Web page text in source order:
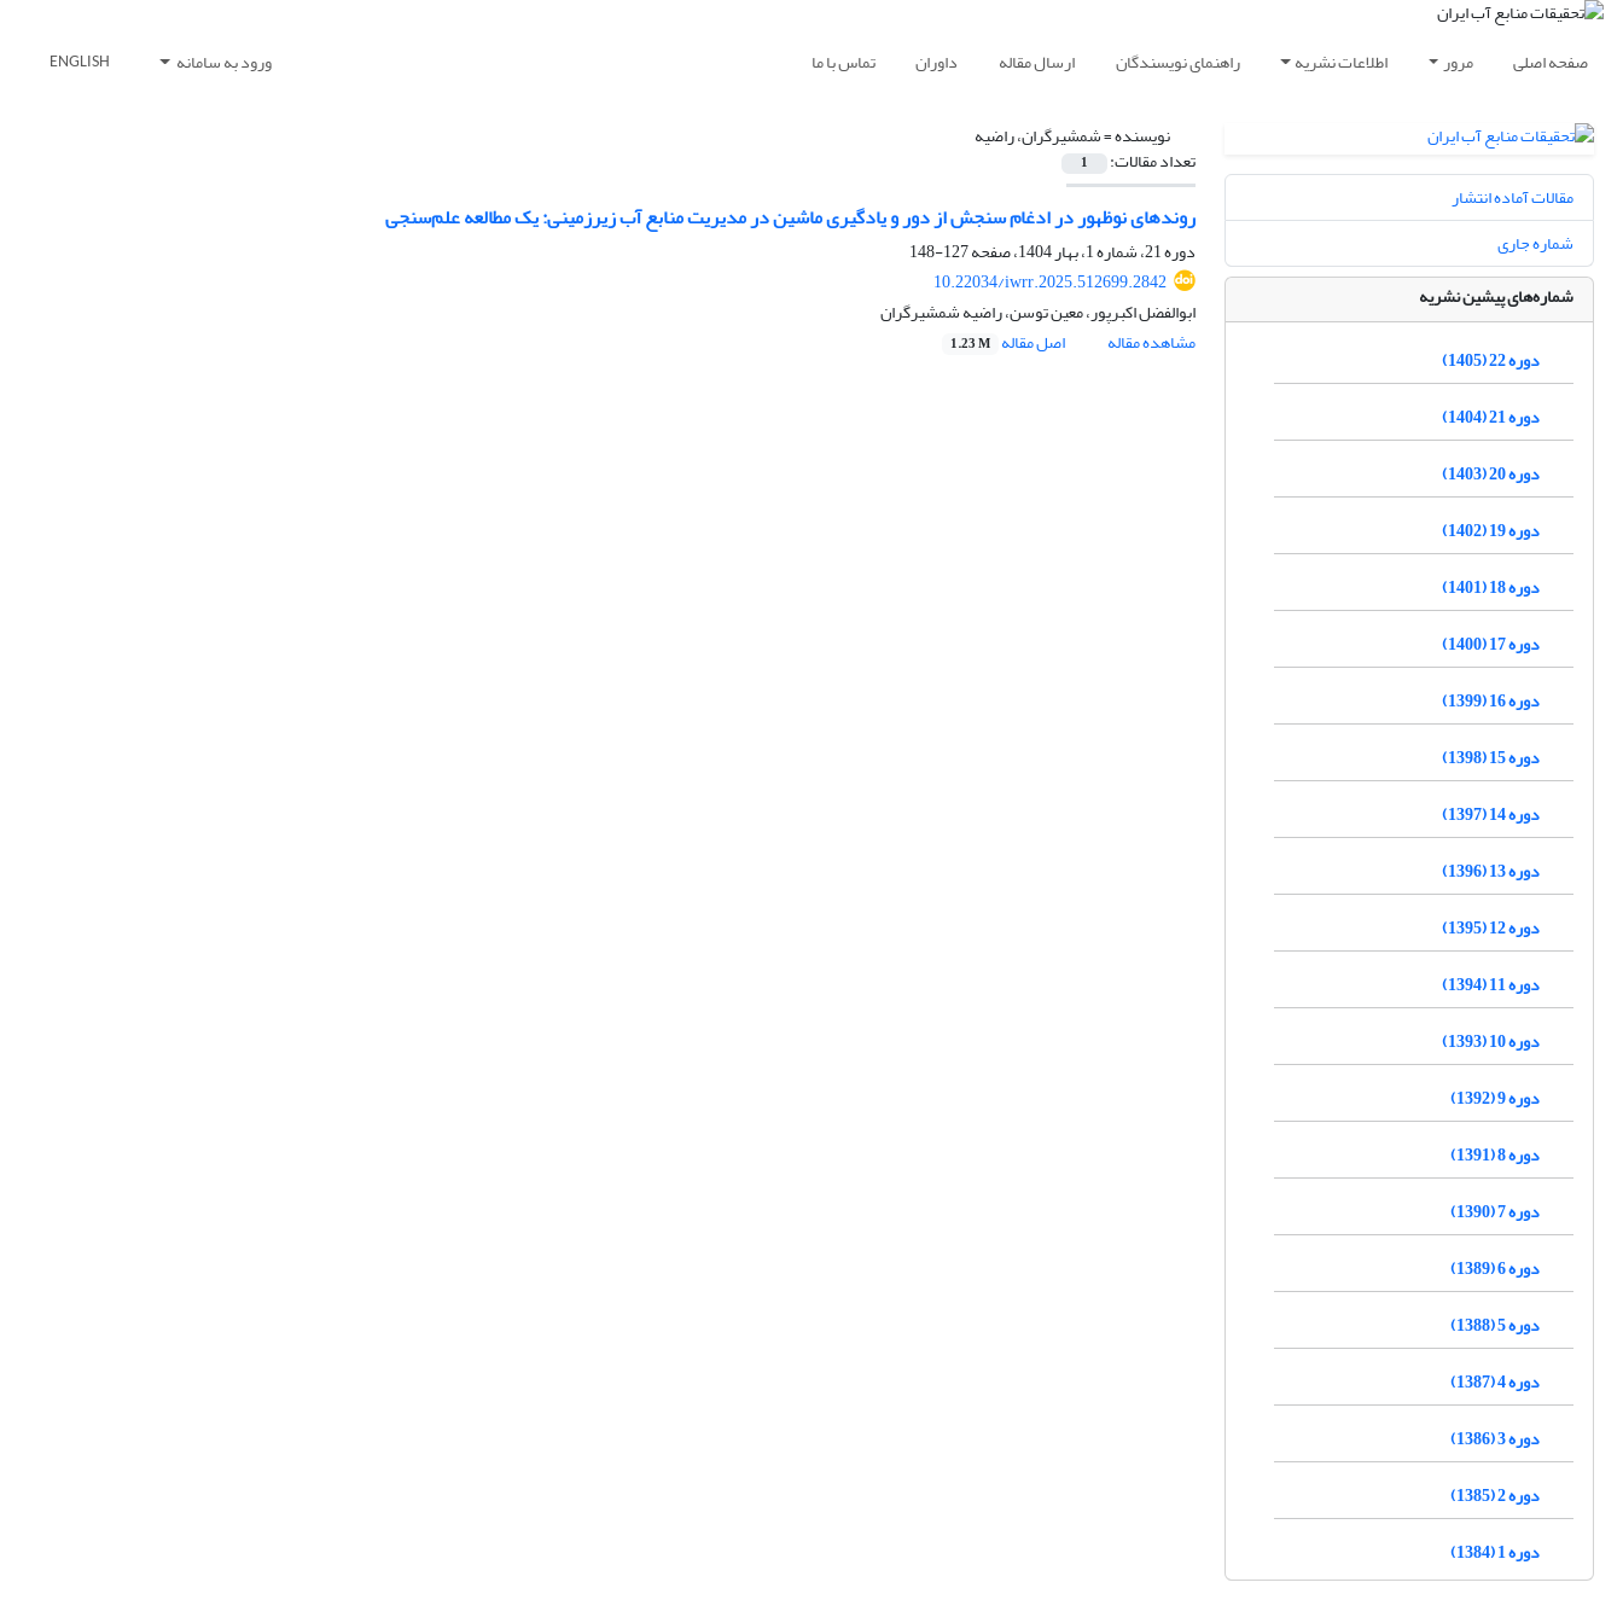
صفحه اصلی مرور اطلاعات نشریه راهنمای نویسندگان ارسال مقاله داوران تماس با ما ورود به سامانه ENGLISH
نویسنده =شمشیرگران، راضیه
تعداد مقالات: 1
روندهای نوظهور در ادغام سنجش از دور و یادگیری ماشین در مدیریت منابع آب زیرزمینی: یک مطالعه علم‌سنجی
دوره 21، شماره 1، بهار 1404، صفحه
127-148
10.22034/iwrr.2025.512699.2842
ابوالفضل اکبرپور، معین توسن، راضیه شمشیرگران
مشاهده مقاله
اصل مقاله 1.23 M
مقالات آماده انتشار
شماره جاری
شماره‌های پیشین نشریه
دوره 22 (1405)
دوره 21 (1404)
دوره 20 (1403)
دوره 19 (1402)
دوره 18 (1401)
دوره 17 (1400)
دوره 16 (1399)
دوره 15 (1398)
دوره 14 (1397)
دوره 13 (1396)
دوره 12 (1395)
دوره 11 (1394)
دوره 10 (1393)
دوره 9 (1392)
دوره 8 (1391)
دوره 7 (1390)
دوره 6 (1389)
دوره 5 (1388)
دوره 4 (1387)
دوره 3 (1386)
دوره 2 (1385)
دوره 1 (1384)